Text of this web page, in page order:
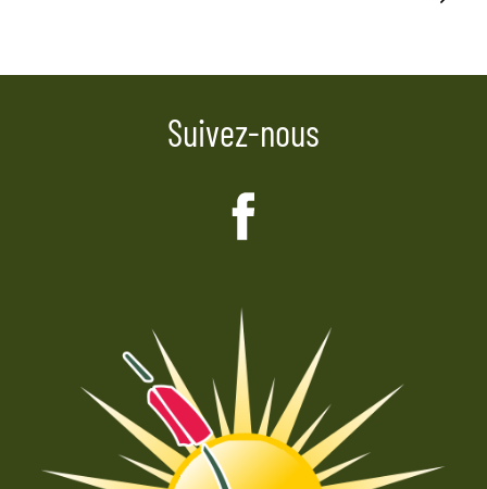
Suivez-nous